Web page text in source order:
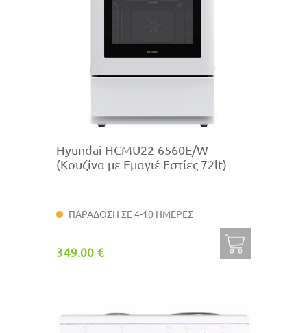
Hyundai HCMU22-6560E/W
(Κουζίνα με Εμαγιέ Εστίες 72lt)
ΠΑΡΑΔΟΣΗ ΣΕ 4-10 ΗΜΕΡΕΣ
349.00 €